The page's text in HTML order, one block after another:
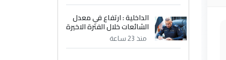
الداخلية : ارتفاع في معدل
الشائعات خلال الفترة الاخيرة
منذ 23 ساعة